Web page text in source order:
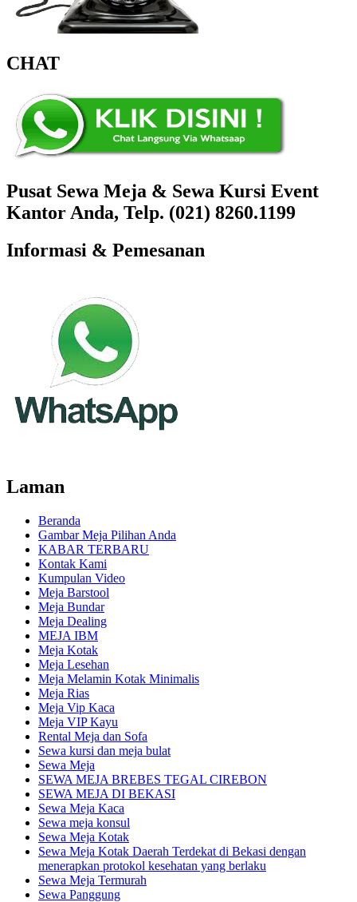
CHAT
Pusat Sewa Meja & Sewa Kursi Event
Kantor Anda, Telp. (021) 8260.1199
Informasi & Pemesanan
Laman
Beranda
Gambar Meja Pilihan Anda
KABAR TERBARU
Kontak Kami
Kumpulan Video
Meja Barstool
Meja Bundar
Meja Dealing
MEJA IBM
Meja Kotak
Meja Lesehan
Meja Melamin Kotak Minimalis
Meja Rias
Meja Vip Kaca
Meja VIP Kayu
Rental Meja dan Sofa
Sewa kursi dan meja bulat
Sewa Meja
SEWA MEJA BREBES TEGAL CIREBON
SEWA MEJA DI BEKASI
Sewa Meja Kaca
Sewa meja konsul
Sewa Meja Kotak
Sewa Meja Kotak Daerah Terdekat di Bekasi dengan
menerapkan protokol kesehatan yang berlaku
Sewa Meja Termurah
Sewa Panggung